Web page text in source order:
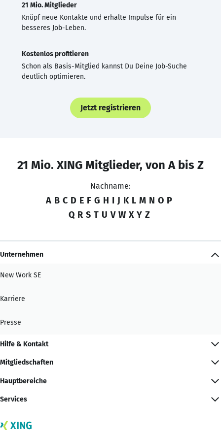
21 Mio. Mitglieder
Knüpf neue Kontakte und erhalte Impulse für ein
besseres Job-Leben.
Kostenlos profitieren
Schon als Basis-Mitglied kannst Du Deine Job-Suche
deutlich optimieren.
Jetzt registrieren
21 Mio. XING Mitglieder, von A bis Z
Nachname:
A B C D E F G H I J K L M N O P
Q R S T U V W X Y Z
Unternehmen
New Work SE
Karriere
Presse
Hilfe & Kontakt
Mitgliedschaften
Hauptbereiche
Services